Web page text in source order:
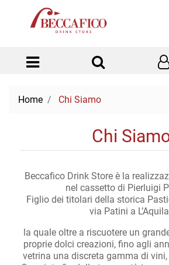
Open menu
Home Chi Siamo
Chi
Beccafico Drink Store è la
nel cassetto di Pierluigi
Figlio dei titolari della storica
via Patini a
la quale oltre a riscuotere un
proprie dolci creazioni, fino agli
vetrina una discreta gamma di